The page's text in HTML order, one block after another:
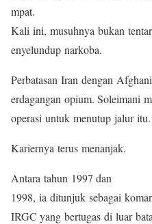
mpat.
Kali ini, musuhnya bukan
enyelundup narkoba.
Perbatasan Iran dengan
erdagangan opium. Soleimani
operasi untuk menutup jalur
Kariernya terus menanjak.
Antara tahun 1997 dan
1998, ia ditunjuk sebagai
IRGC yang bertugas di luar